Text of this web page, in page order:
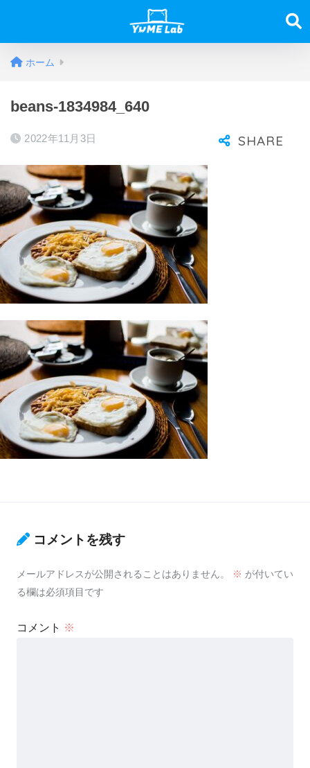
ホーム
beans-1834984_640
2022年11月3日
コメントを残す
メールアドレスが公開されることはありません。 ※ が付いてい
る欄は必須項目です
コメント ※